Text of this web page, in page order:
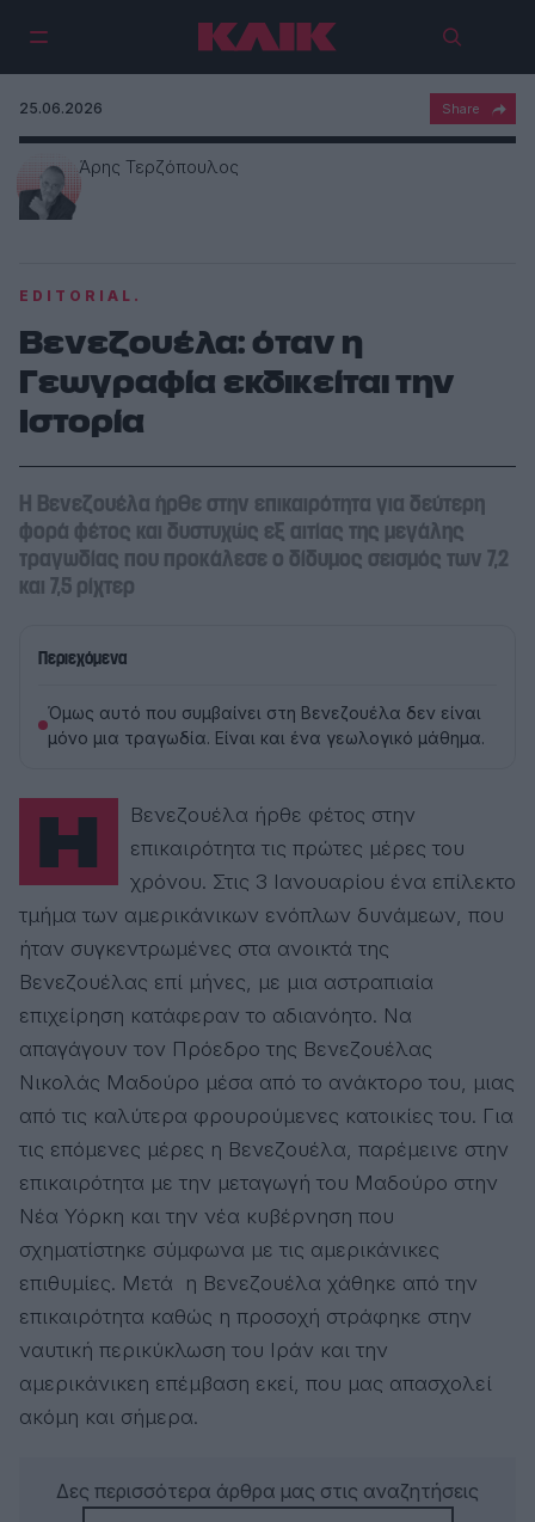
25.06.2026
EDITORIAL.
Βενεζουέλα: όταν η
Γεωγραφία εκδικείται την
Ιστορία
Η Βενεζουέλα ήρθε στην επικαιρότητα για δεύτερη
φορά φέτος και δυστυχώς εξ αιτίας της μεγάλης
τραγωδίας που προκάλεσε ο δίδυμος σεισμός των 7,2
και 7,5 ρίχτερ
Περιεχόμενα
Όμως αυτό που συμβαίνει στη Βενεζουέλα δεν είναι
μόνο μια τραγωδία. Είναι και ένα γεωλογικό μάθημα.
Η Βενεζουέλα ήρθε φέτος στην
επικαιρότητα τις πρώτες μέρες του
χρόνου. Στις 3 Ιανουαρίου ένα επίλεκτο
τμήμα των αμερικάνικων ενόπλων δυνάμεων, που
ήταν συγκεντρωμένες στα ανοικτά της
Βενεζουέλας επί μήνες, με μια αστραπιαία
επιχείρηση κατάφεραν το αδιανόητο. Να
απαγάγουν τον Πρόεδρο της Βενεζουέλας
Νικολάς Μαδούρο μέσα από το ανάκτορο του, μιας
από τις καλύτερα φρουρούμενες κατοικίες του. Για
τις επόμενες μέρες η Βενεζουέλα, παρέμεινε στην
επικαιρότητα με την μεταγωγή του Μαδούρο στην
Νέα Υόρκη και την νέα κυβέρνηση που
σχηματίστηκε σύμφωνα με τις αμερικάνικες
επιθυμίες. Μετά η Βενεζουέλα χάθηκε από την
επικαιρότητα καθώς η προσοχή στράφηκε στην
ναυτική περικύκλωση του Ιράν και την
αμερικάνικεη επέμβαση εκεί, που μας απασχολεί
ακόμη και σήμερα.
Δες περισσότερα άρθρα μας στις αναζητήσεις
Άρης Τερζόπουλος